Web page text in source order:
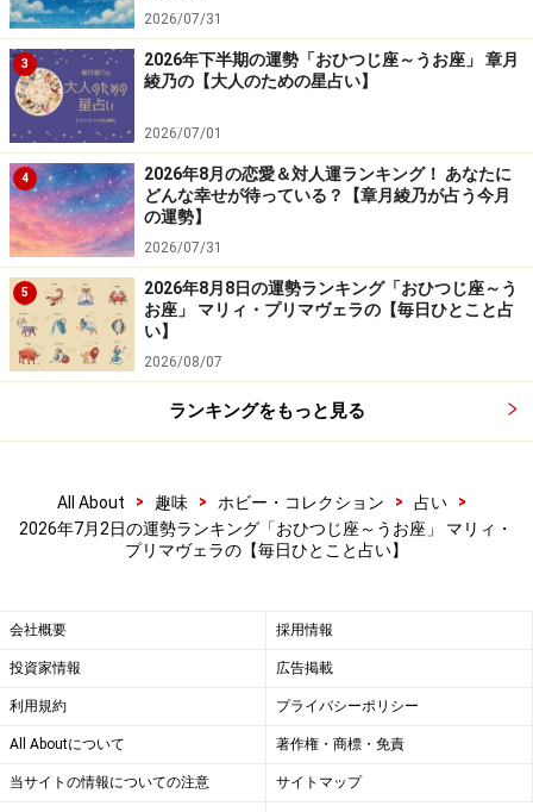
6位：やぎ座／山羊座（12月22日～1月19日
生まれ）
価値観の違う人に心の安定を乱されそう。避けるのが安
＞今週の運勢！ 章月綾乃の【大人のための星占い】
日生まれ）
プラン立案のチャンス日。旅行、遊び、何でもスムーズ
に！
2026/07/31
3
2026年下半期の運勢「おひつじ座～うお座」 章月
綾乃の【大人のための星占い】
2026/07/01
4
2026年8月の恋愛＆対人運ランキング！ あなたに
どんな幸せが待っている？【章月綾乃が占う今月
の運勢】
2026/07/31
5
2026年8月8日の運勢ランキング「おひつじ座～う
お座」 マリィ・プリマヴェラの【毎日ひとこと占
い】
2026/08/07
ランキングをもっと見る
All About > 趣味 > ホビー・コレクション > 占い
>
2026年7月2日の運勢ランキング「おひつじ座～うお座」 マリィ・
プリマヴェラの【毎日ひとこと占い】
会社概要 採用情報
投資家情報 広告掲載
利用規約 プライバシーポリシー
All Aboutについて 著作権・商標・免責
当サイトの情報についての注意 サイトマップ